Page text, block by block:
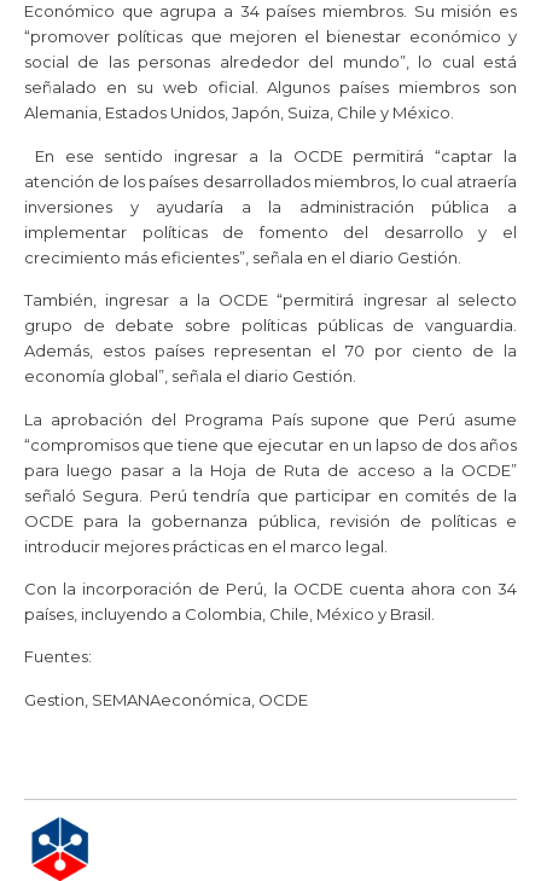
Económico que agrupa a 34 países miembros. Su misión es
“promover políticas que mejoren el bienestar económico y
social de las personas alrededor del mundo”, lo cual está
señalado en su web oficial. Algunos países miembros son
Alemania, Estados Unidos, Japón, Suiza, Chile y México.
En ese sentido ingresar a la OCDE permitirá “captar la
atención de los países desarrollados miembros, lo cual atraería
inversiones y ayudaría a la administración pública a
implementar políticas de fomento del desarrollo y el
crecimiento más eficientes”, señala en el diario Gestión.
También, ingresar a la OCDE “permitirá ingresar al selecto
grupo de debate sobre políticas públicas de vanguardia.
Además, estos países representan el 70 por ciento de la
economía global”, señala el diario Gestión.
La aprobación del Programa País supone que Perú asume
“compromisos que tiene que ejecutar en un lapso de dos años
para luego pasar a la Hoja de Ruta de acceso a la OCDE”
señaló Segura. Perú tendría que participar en comités de la
OCDE para la gobernanza pública, revisión de políticas e
introducir mejores prácticas en el marco legal.
Con la incorporación de Perú, la OCDE cuenta ahora con 34
países, incluyendo a Colombia, Chile, México y Brasil.
Fuentes:
Gestion, SEMANAeconómica, OCDE